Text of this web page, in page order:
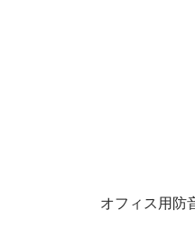
オフィス用防